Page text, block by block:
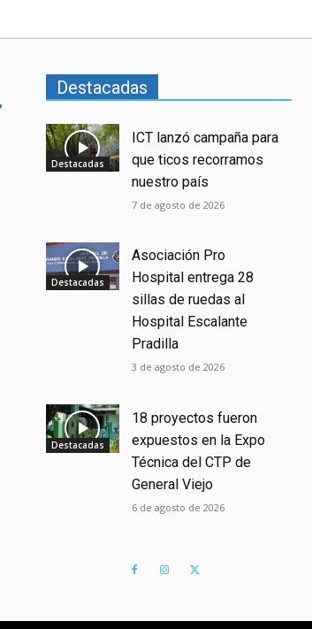
Destacadas
Destacadas
ICT lanzó campaña para
que ticos recorramos
nuestro país
7 de agosto de 2026
Destacadas
Asociación Pro
Hospital entrega 28
sillas de ruedas al
Hospital Escalante
Pradilla
3 de agosto de 2026
Destacadas
18 proyectos fueron
expuestos en la Expo
Técnica del CTP de
General Viejo
6 de agosto de 2026